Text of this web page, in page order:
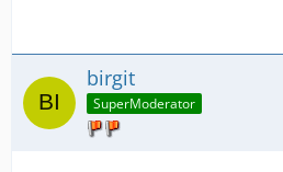
birgit
SuperModerator